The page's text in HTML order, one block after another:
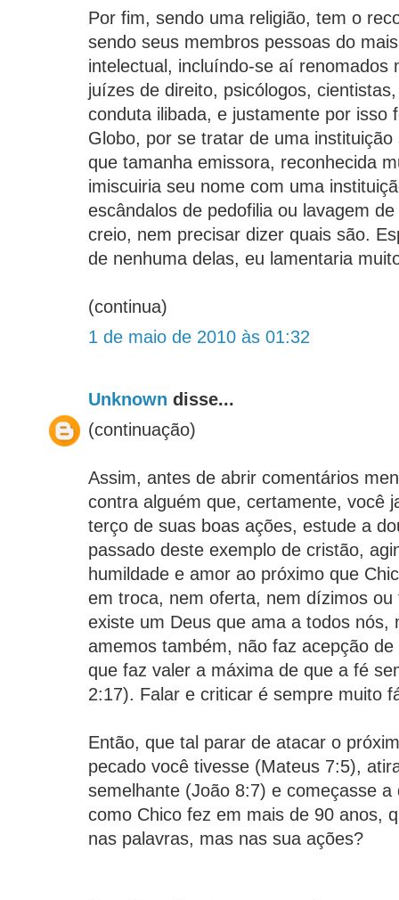
Por fim, sendo uma religião, tem o
sendo seus membros pessoas do
intelectual, incluíndo-se aí renomados
juízes de direito, psicólogos,
conduta ilibada, e justamente por isso
Globo, por se tratar de uma
que tamanha emissora, reconhecida
imiscuiria seu nome com uma
escândalos de pedofilia ou lavagem
creio, nem precisar dizer quais são.
de nenhuma delas, eu lamentaria
(continua)
1 de maio de 2010 às 01:32
Unknown disse...
(continuação)
Assim, antes de abrir comentários
contra alguém que, certamente, você
terço de suas boas ações, estude a
passado deste exemplo de cristão,
humildade e amor ao próximo que
em troca, nem oferta, nem dízimos
existe um Deus que ama a todos nós,
amemos também, não faz acepção
que faz valer a máxima de que a fé
2:17). Falar e criticar é sempre muito
Então, que tal parar de atacar o
pecado você tivesse (Mateus 7:5),
semelhante (João 8:7) e começasse
como Chico fez em mais de 90 anos,
nas palavras, mas nas sua ações?